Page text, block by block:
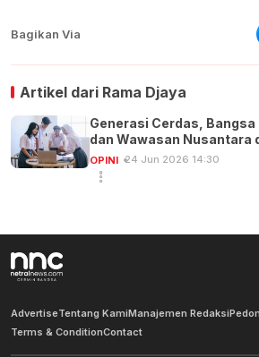
Bagikan Via
Artikel dari Rama Djaya
Generasi Cerdas,
dan Wawasan Nusantara
OPINI 24 Jun 2026 14:30
AdvertiseTentang KamiManajemen Redaksi
Terms & ConditionContact